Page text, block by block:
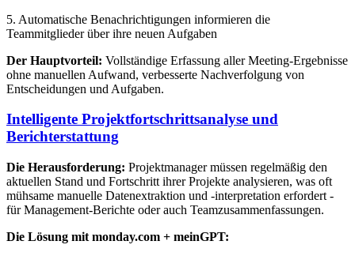
5. Automatische Benachrichtigungen informieren die
Teammitglieder über ihre neuen Aufgaben
Der Hauptvorteil: Vollständige Erfassung aller Meeting-Ergebnisse
ohne manuellen Aufwand, verbesserte Nachverfolgung von
Entscheidungen und Aufgaben.
Intelligente Projektfortschrittsanalyse und
Berichterstattung
Die Herausforderung: Projektmanager müssen regelmäßig den
aktuellen Stand und Fortschritt ihrer Projekte analysieren, was oft
mühsame manuelle Datenextraktion und -interpretation erfordert -
für Management-Berichte oder auch Teamzusammenfassungen.
Die Lösung mit monday.com + meinGPT: